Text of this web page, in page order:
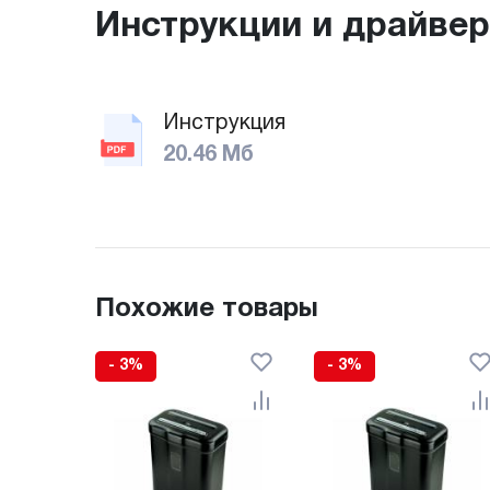
Инструкции и
Инструкция
20.46 Мб
Похожие товары
- 3% - 3%